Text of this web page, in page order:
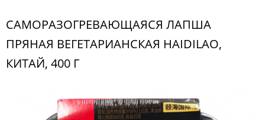
САМОРАЗОГРЕВАЮЩАЯСЯ ЛАПША
ПРЯНАЯ ВЕГЕТАРИАНСКАЯ HAIDILAO,
КИТАЙ, 400 Г